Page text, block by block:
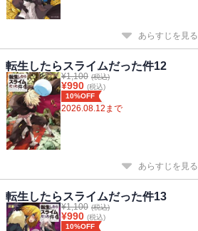
あらすじを見る
転生したらスライムだった件12
¥1,100 (税込)
¥990 (税込)
10%OFF
2026.08.12 まで
あらすじを見る
転生したらスライムだった件13
¥1,100 (税込)
¥990 (税込)
10%OFF